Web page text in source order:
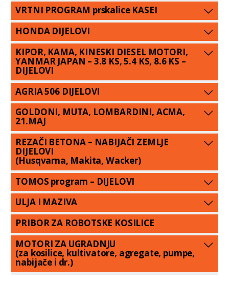
VRTNI PROGRAM prskalice KASEI
HONDA DIJELOVI
KIPOR, KAMA, KINESKI DIESEL MOTORI,
YANMAR JAPAN – 3.8 KS, 5.4 KS, 8.6 KS –
DIJELOVI
AGRIA 506 DIJELOVI
GOLDONI, MUTA, LOMBARDINI, ACMA,
21.MAJ
REZAČI BETONA – NABIJAČI ZEMLJE
DIJELOVI
(Husqvarna, Makita, Wacker)
TOMOS program – DIJELOVI
ULJA I MAZIVA
PRIBOR ZA ROBOTSKE KOSILICE
MOTORI ZA UGRADNJU
(za kosilice, kultivatore, agregate, pumpe,
nabijače i dr.)